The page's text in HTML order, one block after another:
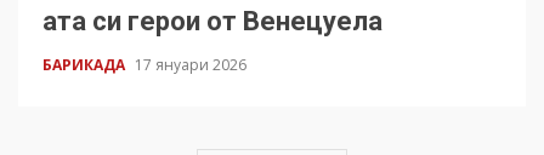
ата си герои от Венецуела
БАРИКАДА 17 януари 2026